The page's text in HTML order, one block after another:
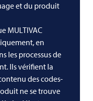
et du produit
MULTIVAC
en
les processus de
Ils vérifient la
des codes-
ne se trouve